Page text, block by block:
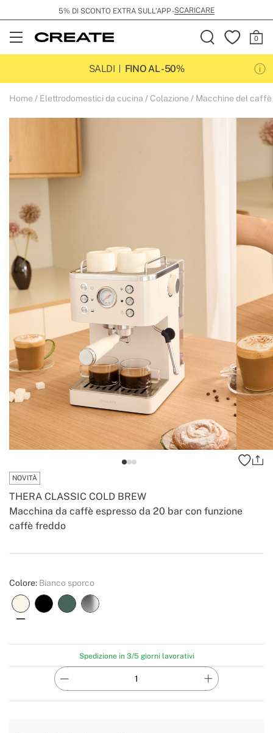
5% DI SCONTO EXTRA SULL’APP -SCARICARE
Open
Menu
SALDI
FINO AL -50%
Home Elettrodomestici da cucina Colazione Macchine del caffè
NOVITÀ
Macchina da caffè espresso da 20 bar con funzione
caffè freddo
THERA CLASSIC COLD BREW
Create
Colore: Bianco sporco
Spedizione in 3/5 giorni lavorativi